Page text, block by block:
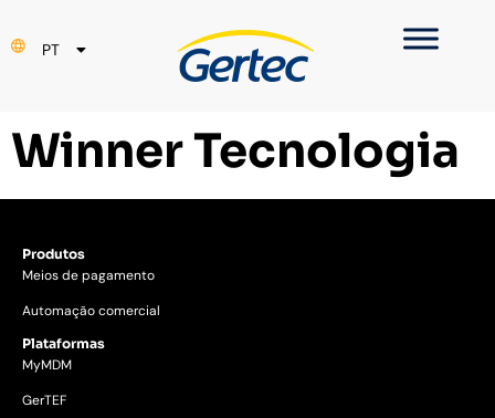
PT
ES
Winner Tecnologia
Produtos
Meios de pagamento
Automação comercial
Plataformas
MyMDM
GerTEF